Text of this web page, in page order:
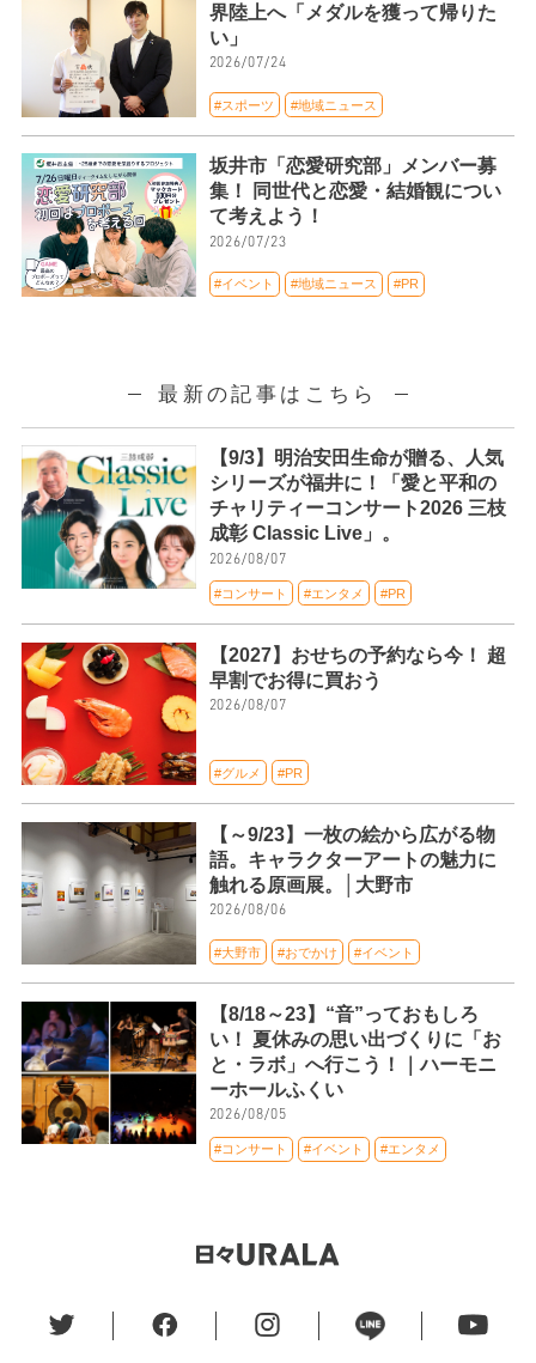
界陸上へ「メダルを獲って帰りた
い」
2026/07/24
#スポーツ #地域ニュース
坂井市「恋愛研究部」メンバー募
集！ 同世代と恋愛・結婚観につい
て考えよう！
2026/07/23
#イベント #地域ニュース #PR
最新の記事はこちら
【9/3】明治安田生命が贈る、人気
シリーズが福井に！「愛と平和の
チャリティーコンサート2026 三枝
成彰 Classic Live」。
2026/08/07
#コンサート #エンタメ #PR
【2027】おせちの予約なら今！ 超
早割でお得に買おう
2026/08/07
#グルメ #PR
【～9/23】一枚の絵から広がる物
語。キャラクターアートの魅力に
触れる原画展。│大野市
2026/08/06
#大野市 #おでかけ #イベント
【8/18～23】“音”っておもしろ
い！ 夏休みの思い出づくりに「お
と・ラボ」へ行こう！｜ハーモニ
ーホールふくい
2026/08/05
#コンサート #イベント #エンタメ